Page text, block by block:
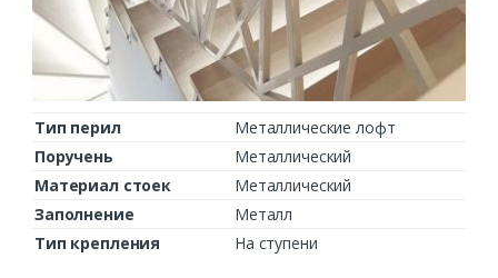
Тип перил
Металлические лофт
Поручень
Металлический
Материал стоек
Металлический
Заполнение
Металл
Тип крепления
На ступени